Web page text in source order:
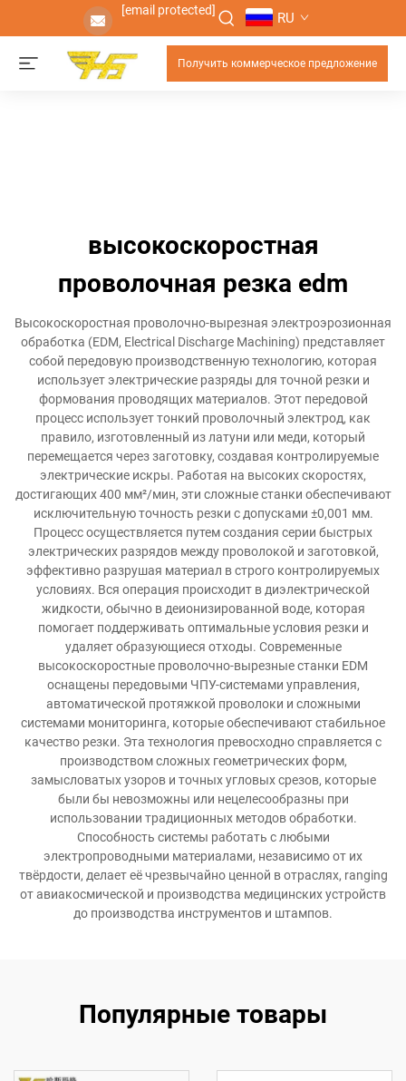
[email protected] RU
Получить коммерческое предложение
высокоскоростная
проволочная резка edm
Высокоскоростная проволочно-вырезная электроэрозионная
обработка (EDM, Electrical Discharge Machining) представляет
собой передовую производственную технологию, которая
использует электрические разряды для точной резки и
формования проводящих материалов. Этот передовой
процесс использует тонкий проволочный электрод, как
правило, изготовленный из латуни или меди, который
перемещается через заготовку, создавая контролируемые
электрические искры. Работая на высоких скоростях,
достигающих 400 мм²/мин, эти сложные станки обеспечивают
исключительную точность резки с допусками ±0,001 мм.
Процесс осуществляется путем создания серии быстрых
электрических разрядов между проволокой и заготовкой,
эффективно разрушая материал в строго контролируемых
условиях. Вся операция происходит в диэлектрической
жидкости, обычно в деионизированной воде, которая
помогает поддерживать оптимальные условия резки и
удаляет образующиеся отходы. Современные
высокоскоростные проволочно-вырезные станки EDM
оснащены передовыми ЧПУ-системами управления,
автоматической протяжкой проволоки и сложными
системами мониторинга, которые обеспечивают стабильное
качество резки. Эта технология превосходно справляется с
производством сложных геометрических форм,
замысловатых узоров и точных угловых срезов, которые
были бы невозможны или нецелесообразны при
использовании традиционных методов обработки.
Способность системы работать с любыми
электропроводными материалами, независимо от их
твёрдости, делает её чрезвычайно ценной в отраслях, ranging
от авиакосмической и производства медицинских устройств
до производства инструментов и штампов.
Популярные товары